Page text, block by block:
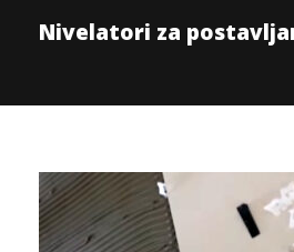
Nivelatori za